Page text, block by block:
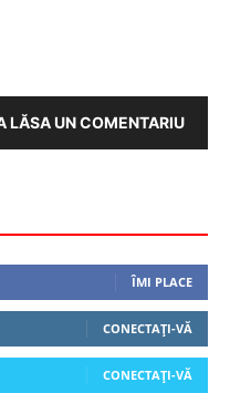
LĂSA UN COMENTARIU
ÎMI PLACE
CONECTAȚI-VĂ
CONECTAȚI-VĂ